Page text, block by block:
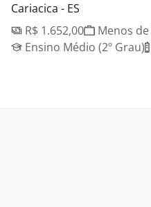
Cariacica - ES
R$ 1.652,00
Menos
Ensino Médio (2º Grau)